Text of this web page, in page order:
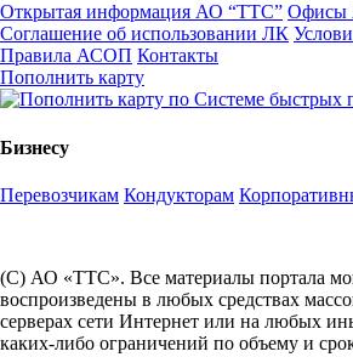
Открытая информация АО “ТТС” Офисы
Соглашение об использовании ЛК
Правила АСОП Контакты
Пополнить карту
Бизнесу
Перевозчикам Кондукторам
(С) АО «ТТС». Все материалы портала
воспроизведены в любых средствах
серверах сети Интернет или на любых
каких-либо ограничений по объему и